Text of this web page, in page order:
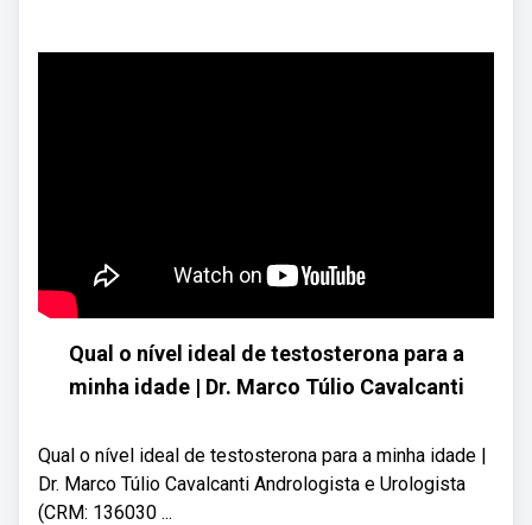
Qual o nível ideal de testosterona para a
minha idade | Dr. Marco Túlio Cavalcanti
Qual o nível ideal de testosterona para a minha idade |
Dr. Marco Túlio Cavalcanti Andrologista e Urologista
(CRM: 136030 ...